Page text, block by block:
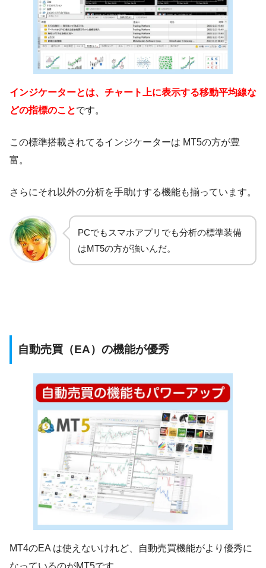
インジケーターとは、チャート上に表示する移動平均線な
どの指標のことです。
この標準搭載されてるインジケーターは MT5の方が豊
富。
さらにそれ以外の分析を手助けする機能も揃っています。
PCでもスマホアプリでも分析の標準装備
はMT5の方が強いんだ。
自動売買（EA）の機能が優秀
MT4のEA は使えないけれど、自動売買機能がより優秀に
なっているのがMT5です。